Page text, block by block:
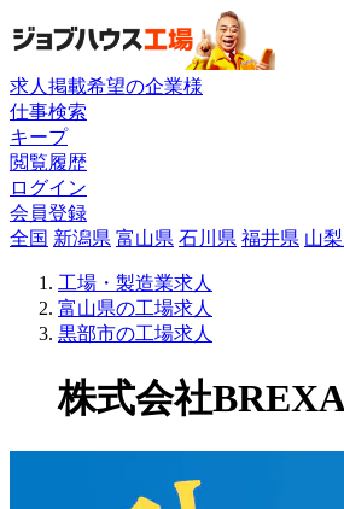
求人掲載希望の企業様
仕事検索
キープ
閲覧履歴
ログイン
会員登録
全国 新潟県 富山県 石川県 福井県 山
工場・製造業求人
富山県の工場求人
黒部市の工場求人
株式会社